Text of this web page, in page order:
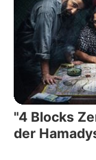
"4 Blocks
der